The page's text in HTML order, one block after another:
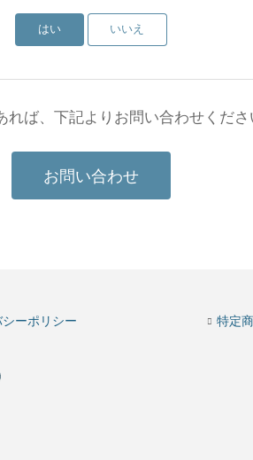
はい いいえ
れば、下記よりお問い合わせくださ
お問い合わせ
ーポリシー 特定